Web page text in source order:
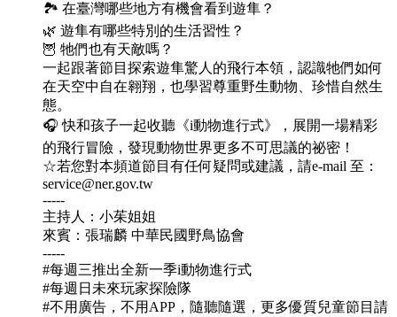
🏞️ 在臺灣哪些地方有機會看到遊隼？
🌿 遊隼有哪些特別的生活習性？
🦉 牠們也有天敵嗎？
一起跟著節目探索遊隼驚人的飛行本領，認識牠們如何
在天空中自在翱翔，也學習尊重野生動物、珍惜自然生
態。
🎧 快和孩子一起收聽《i動物進行式》，展開一場精彩
的飛行冒險，發現動物世界更多不可思議的祕密！
☆若您對本頻道節目有任何疑問或建議，請e-mail 至：
service@ner.gov.tw
-----
主持人：小茱姐姐
來賓：張瑞麟 中華民國野鳥協會
-----
#每週三推出全新一季i動物進行式
#每週日未來玩家探險隊
#不用廣告，不用APP，隨聽隨選，更多優質兒童節目請